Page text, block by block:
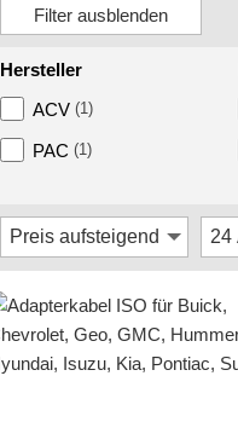
Hersteller
ACV (1)
PAC (1)